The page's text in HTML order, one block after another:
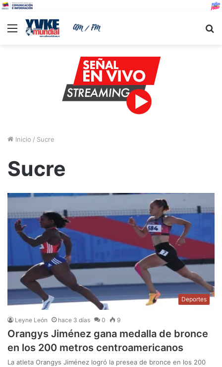
Menu
Inicio / Sucre
Sucre
Deportes
Leyne León hace 3 días 0 9
Orangys Jiménez gana medalla de bronce
en los 200 metros centroamericanos
La atleta Orangys Jiménez logró la presea de bronce en los 200